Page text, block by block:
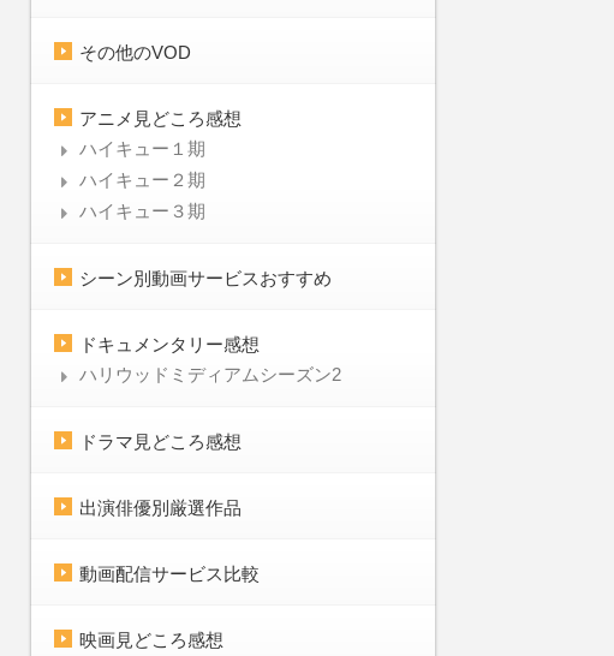
その他のVOD
アニメ見どころ感想
ハイキュー１期
ハイキュー２期
ハイキュー３期
シーン別動画サービスおすすめ
ドキュメンタリー感想
ハリウッドミディアムシーズン2
ドラマ見どころ感想
出演俳優別厳選作品
動画配信サービス比較
映画見どころ感想